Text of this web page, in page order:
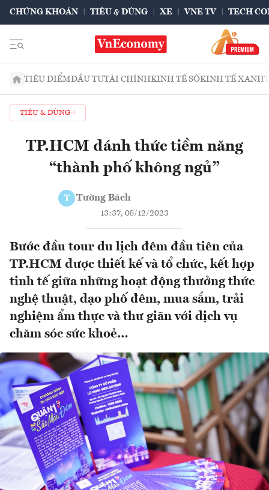
CHỨNG KHOÁN TIÊU & DÙNG XE VNE TV TECH
TIÊU ĐIỂMĐẦU TƯTÀI CHÍNHKINH TẾ SỐKINH TẾ XANH
TIÊU & DÙNG
TP.HCM đánh thức tiềm năng
“thành phố không ngủ”
T Tường Bách
13:37, 08/12/2023
Bước đầu tour du lịch đêm đầu tiên của
TP.HCM được thiết kế và tổ chức, kết hợp
tinh tế giữa những hoạt động thưởng thức
nghệ thuật, dạo phố đêm, mua sắm, trải
nghiệm ẩm thực và thư giãn với dịch vụ
chăm sóc sức khoẻ…